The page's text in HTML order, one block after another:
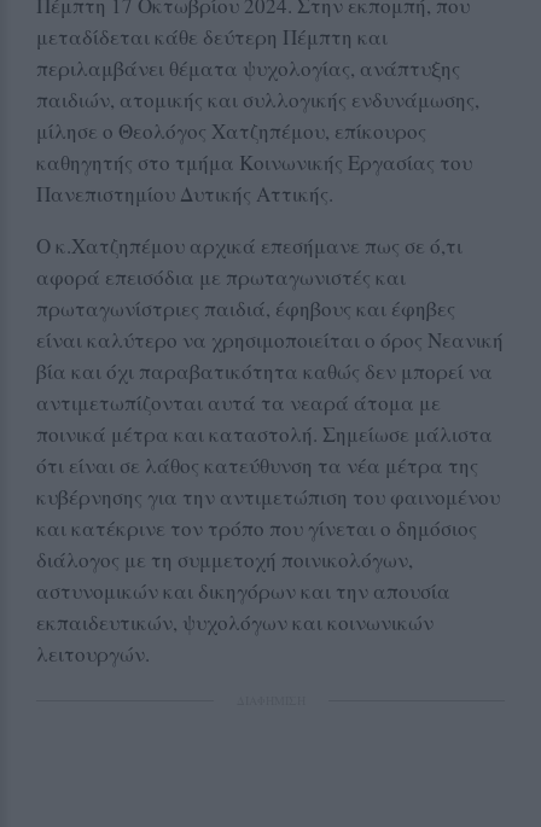
μεταδίδεται κάθε δεύτερη Πέμπτη και
περιλαμβάνει θέματα ψυχολογίας, ανάπτυξης
παιδιών, ατομικής και συλλογικής ενδυνάμωσης,
μίλησε ο Θεολόγος Χατζηπέμου, επίκουρος
καθηγητής στο τμήμα Κοινωνικής Εργασίας του
Πανεπιστημίου Δυτικής Αττικής.
Ο κ.Χατζηπέμου αρχικά επεσήμανε πως σε ό,τι
αφορά επεισόδια με πρωταγωνιστές και
πρωταγωνίστριες παιδιά, έφηβους και έφηβες
είναι καλύτερο να χρησιμοποιείται ο όρος Νεανική
βία και όχι παραβατικότητα καθώς δεν μπορεί να
αντιμετωπίζονται αυτά τα νεαρά άτομα με
ποινικά μέτρα και καταστολή. Σημείωσε μάλιστα
ότι είναι σε λάθος κατεύθυνση τα νέα μέτρα της
κυβέρνησης για την αντιμετώπιση του φαινομένου
και κατέκρινε τον τρόπο που γίνεται ο δημόσιος
διάλογος με τη συμμετοχή ποινικολόγων,
αστυνομικών και δικηγόρων και την απουσία
εκπαιδευτικών, ψυχολόγων και κοινωνικών
λειτουργών.